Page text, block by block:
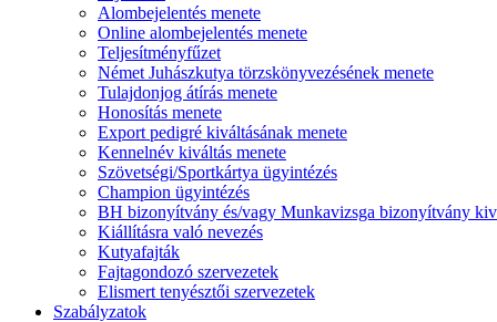
Alombejelentés menete
Online alombejelentés menete
Teljesítményfűzet
Német Juhászkutya törzskönyvezésének menete
Tulajdonjog átírás menete
Honosítás menete
Export pedigré kiváltásának menete
Kennelnév kiváltás menete
Szövetségi/Sportkártya ügyintézés
Champion ügyintézés
BH bizonyítvány és/vagy Munkavizsga bizonyítvány
Kiállításra való nevezés
Kutyafajták
Fajtagondozó szervezetek
Elismert tenyésztői szervezetek
Szabályzatok